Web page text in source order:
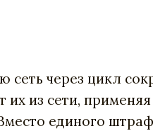
сеть через цикл
из сети, применяя
единого